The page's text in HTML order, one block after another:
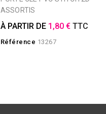
ASSORTIS
À PARTIR DE 1,80 € TTC
Référence 13267